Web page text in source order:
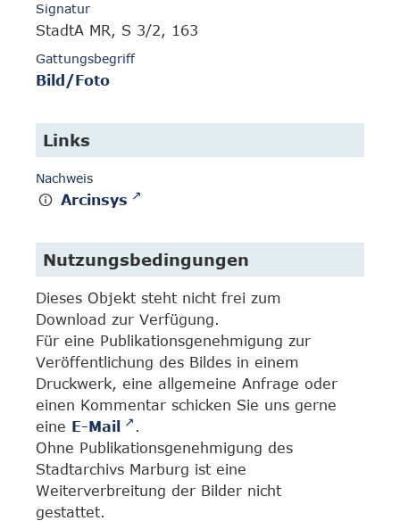
Signatur
StadtA MR, S 3/2, 163
Gattungsbegriff
Bild/Foto
Links
Nachweis
Arcinsys
Nutzungsbedingungen
Dieses Objekt steht nicht frei zum
Download zur Verfügung.
Für eine Publikationsgenehmigung zur
Veröffentlichung des Bildes in einem
Druckwerk, eine allgemeine Anfrage oder
einen Kommentar schicken Sie uns gerne
eine E-Mail
.
Ohne Publikationsgenehmigung des
Stadtarchivs Marburg ist eine
Weiterverbreitung der Bilder nicht
gestattet.